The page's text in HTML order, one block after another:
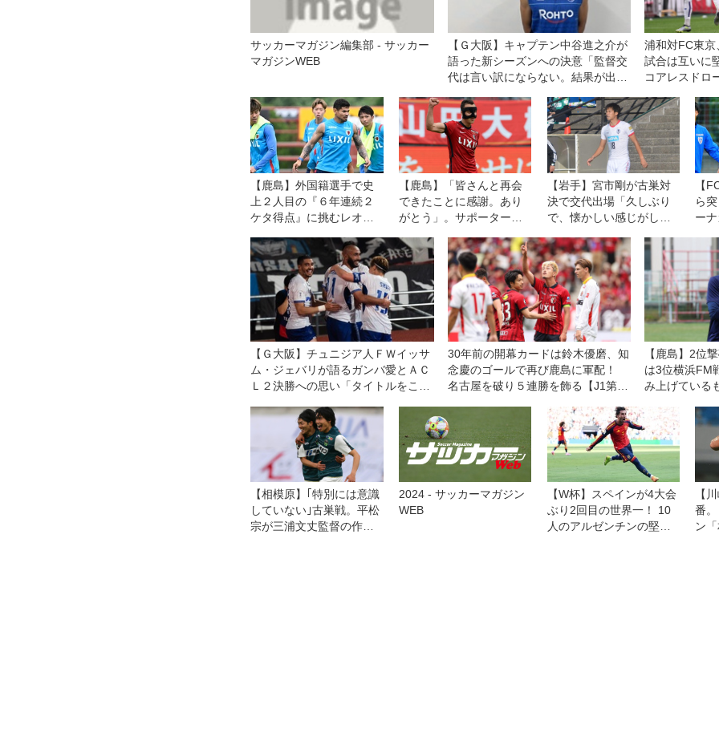
サッカーマガジン編集部 - サッカー
マガジンWEB
【Ｇ大阪】キャプテン中谷進之介が
語った新シーズンへの決意「監督交
代は言い訳にならない。結果が出せ
回ってくる」
浦和対FC東
試合は互いに
コアレスドロ
【鹿島】外国籍選手で史
上２人目の『６年連続２
ケタ得点』に挑むレオ・
との開幕戦は「王者であ
る自分たちの力を示す機
会」と意気込む
【鹿島】「皆さんと再会
できたことに感謝。あり
がとう」。サポーターに
の今季初ゴール
【岩手】宮市剛が古巣対
決で交代出場「久しぶり
で、懐かしい感じがし
【
ら
ー
し
【Ｇ大阪】チュニジア人ＦＷイッサ
ム・ジェバリが語るガンバ愛とＡＣ
Ｌ２決勝への思い「タイトルをこの
30年前の開幕カードは鈴木優磨、知
念慶のゴールで再び鹿島に軍配！
名古屋を破り５連勝を飾る【J1第13
【鹿島】2位
は3位横浜FM
み上げている
【相模原】｢特別には意識
していない｣古巣戦。平松
宗が三浦文丈監督の作戦
2024 - サッカーマガジン
WEB
【W杯】スペインが4大会
ぶり2回目の世界一！ 10
人のアルゼンチンの堅守
【
番
ン